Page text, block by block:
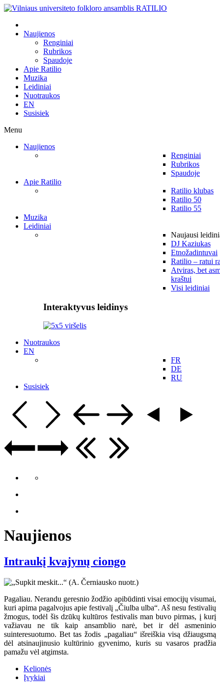
Naujienos
Renginiai
Rubrikos
Spaudoje
Apie Ratilio
Muzika
Leidiniai
Nuotraukos
EN
Susisiek
Menu
Naujienos
Renginiai
Rubrikos
Spaudoje
Apie Ratilio
Ratilio klubas
Ratilio 50
Ratilio 55
Muzika
Leidiniai
Naujausi
DJ Kaziukas
Etnožadintuvai
Ratilio – ratui
Atviras, bet
kraštui
Visi leidiniai
Interaktyvus leidinys
Nuotraukos
EN
FR
DE
RU
Susisiek
Naujienos
Intraukį kvajynų ciongo
Pagaliau. Nerandu geresnio žodžio apibūdinti visai emocijų visumai,
kuri apima pagalvojus apie festivalį „Čiulba ulba“. Aš nesu festivalių
žmogus, todėl šis dzūkų kultūros festivalis man buvo pirmas, į kurį
važiavau ne tik kaip ansamblio narė, bet ir dėl asmeninio
suinteresuotumo. Bet tas žodis „pagaliau“ išreiškia visą džiaugsmą
dėl atsinaujinusio kultūrinio gyvenimo, kuris su vasaros pradžia
pamažu vėl atgimsta.
Kelionės
Įvykiai